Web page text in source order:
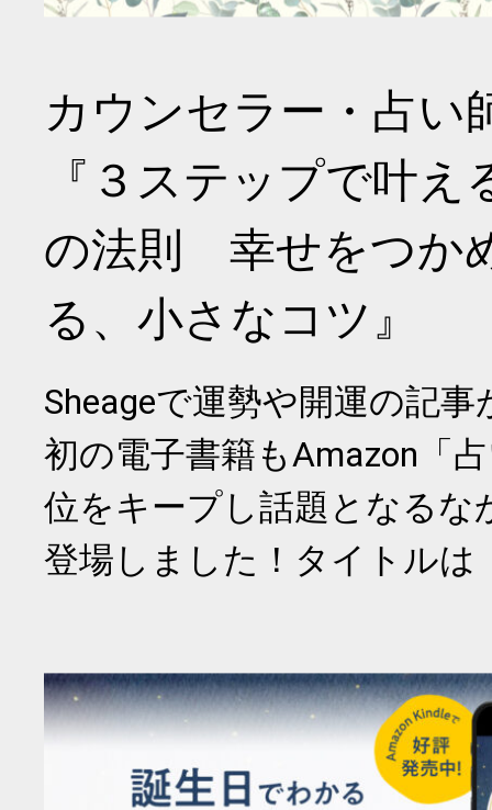
カウンセラー・占い
『３ステップで叶
の法則 幸せをつか
る、小さなコツ』
Sheageで運勢や開運の記
初の電子書籍もAmazon「
位をキープし話題となるな
登場しました！タイトルは